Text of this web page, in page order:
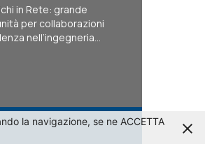
in Rete: grande
per collaborazioni
nell’ingegneria...
la navigazione, se ne ACCETTA